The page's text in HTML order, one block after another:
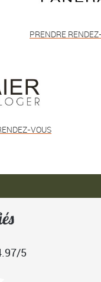
PRENDRE
VOUS
5